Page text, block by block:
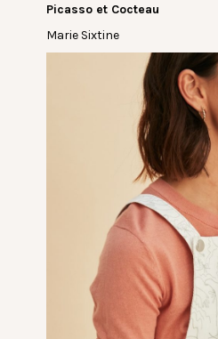
Picasso et Cocteau
Marie Sixtine